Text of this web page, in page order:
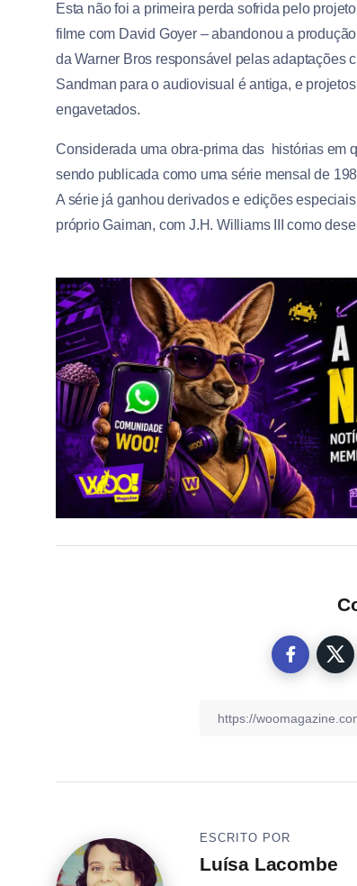
Esta não foi a primeira perda sofrida pelo
filme com David Goyer – abandonou a
da Warner Bros responsável pelas adaptações
Sandman para o audiovisual é antiga, e
engavetados.
Considerada uma obra-prima das histórias em
sendo publicada como uma série mensal de
A série já ganhou derivados e edições
próprio Gaiman, comJ.H. Williams III como
ESCRITO POR
Luísa Lacombe